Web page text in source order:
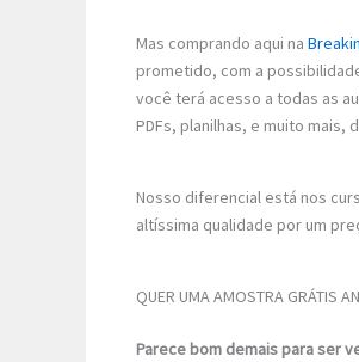
Mas comprando aqui na
prometido, com a
você terá acesso a todas as
PDFs, planilhas, e muito mais,
Nosso diferencial está nos
altíssima qualidade por um
QUER UMA AMOSTRA GRÁTIS
Parece bom demais para ser